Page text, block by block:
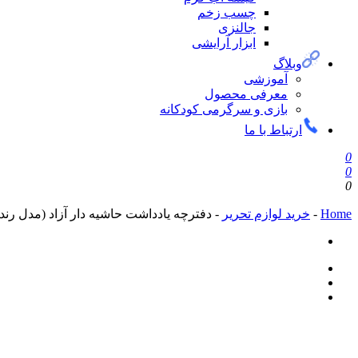
چسب زخم
جالنزی
ابزار آرایشی
وبلاگ
آموزشی
معرفی محصول
بازی و سرگرمی کودکانه
ارتباط با ما
0
0
0
Home
- خرید لوازم تحریر - دفترچه یادداشت حاشیه دار آزاد (مدل